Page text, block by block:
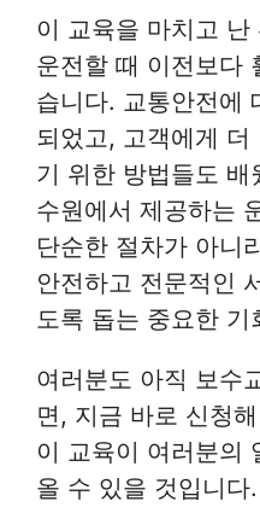
이 교육을 마치고
운전할 때 이전보다
습니다. 교통안전에
되었고, 고객에게
기 위한 방법들도 배
수원에서 제공하는
단순한 절차가 아니
안전하고 전문적인
도록 돕는 중요한 기
여러분도 아직 보수
면, 지금 바로 신청
이 교육이 여러분의
올 수 있을 것입니다.